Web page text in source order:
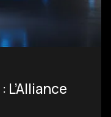
L’Alliance